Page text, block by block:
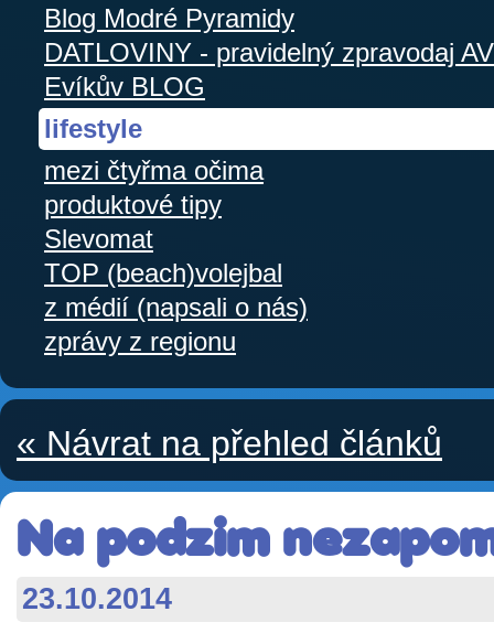
Blog Modré Pyramidy
DATLOVINY - pravidelný zpravodaj
Evíkův BLOG
lifestyle
mezi čtyřma očima
produktové tipy
Slevomat
TOP (beach)volejbal
z médií (napsali o nás)
zprávy z regionu
« Návrat na přehled článků
Na podzim
23.10.2014